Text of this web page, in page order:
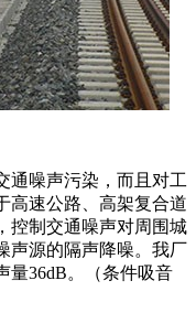
通噪声污染，而且对工
高速公路、高架复合道
控制交通噪声对周围城
声源的隔声降噪。我厂
量36dB。（条件吸音